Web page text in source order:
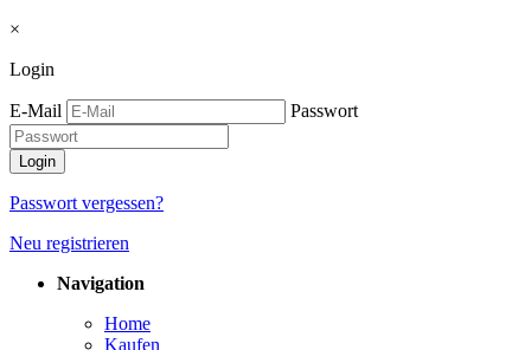
×
Login
E-Mail Passwort
Passwort vergessen?
Neu registrieren
Navigation
Home
Kaufen